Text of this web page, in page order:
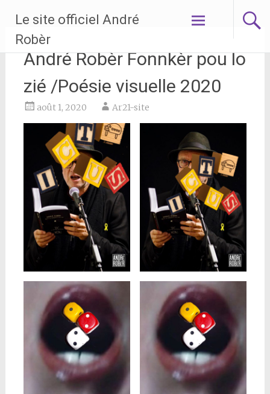
contenu
principal
Le site officiel André
Robèr
André Robèr Fonnkèr pou lo
zié /Poésie visuelle 2020
août 1, 2020 Ar21-site